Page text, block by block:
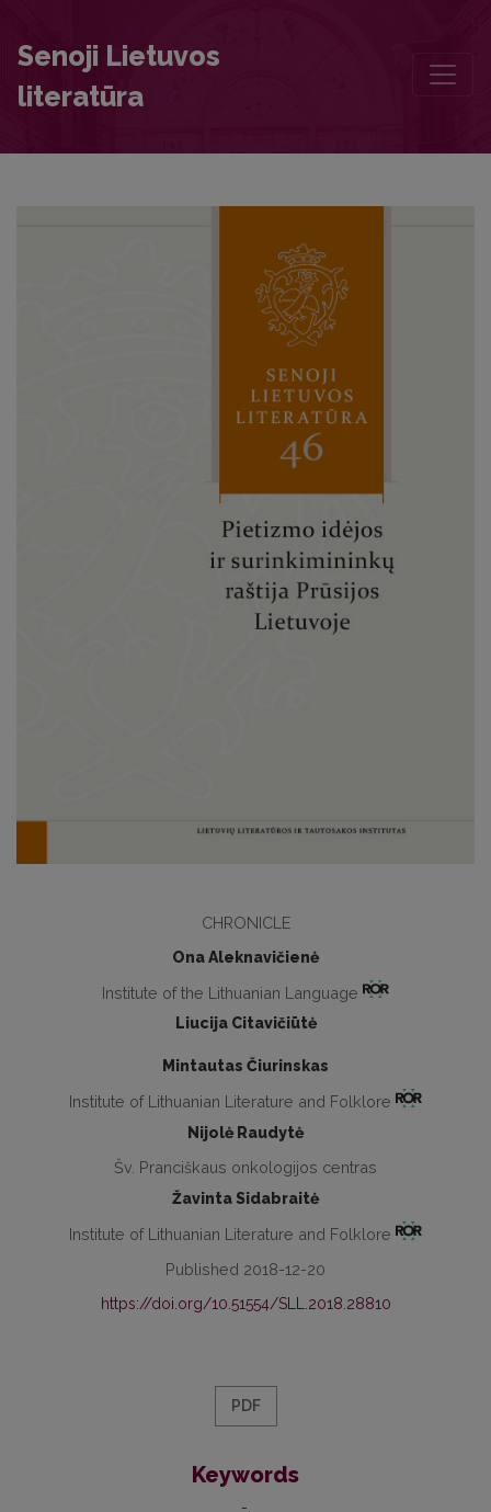
Senoji Lietuvos
literatūra
CHRONICLE
Ona Aleknavičienė
Institute of the Lithuanian Language
Liucija Citavičiūtė
Mintautas Čiurinskas
Institute of Lithuanian Literature and Folklore
Nijolė Raudytė
Šv. Pranciškaus onkologijos centras
Žavinta Sidabraitė
Institute of Lithuanian Literature and Folklore
Published 2018-12-20
https://doi.org/10.51554/SLL.2018.28810
PDF
Keywords
-